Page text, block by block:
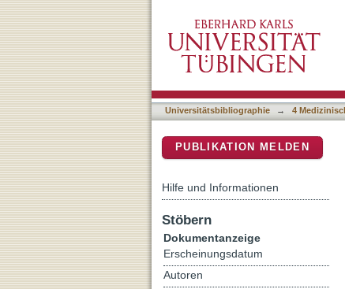
Universitätsbibliographie → 4
PUBLIKATION MELDEN
Hilfe und Informationen
Stöbern
Dokumentanzeige
Erscheinungsdatum
Autoren